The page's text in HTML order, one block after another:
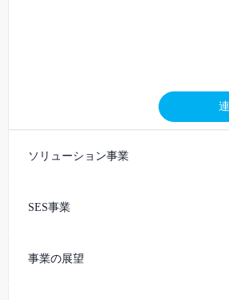
ソリューション事業
SES事業
事業の展望